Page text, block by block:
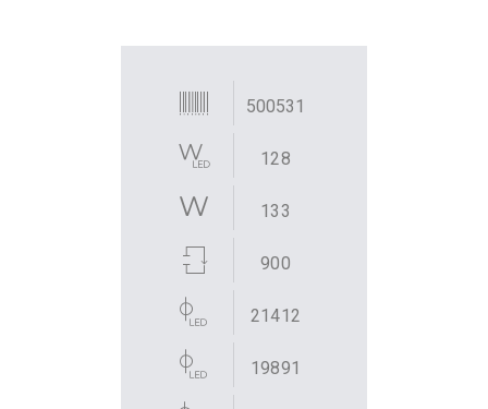
500531
128
133
900
21412
19891